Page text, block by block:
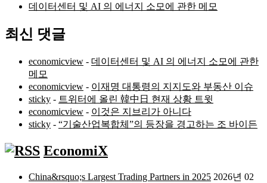
데이터센터 및 AI 의 에너지 소모에 관한 메모
최신 댓글
economicview - 데이터센터 및 AI 의 에너지 소모에 관한
메모
economicview - 이재명 대통령의 지지도와 부동산 이슈
sticky - 트위터에 올린 韓中日 현재 상황 트윗
economicview - 이것은 지브리가 아니다
sticky - “기술산업복합체”의 등장을 경고하는 조 바이든
EconomiX
China&rsquo;s Largest Trading Partners in 2025 2026년 02